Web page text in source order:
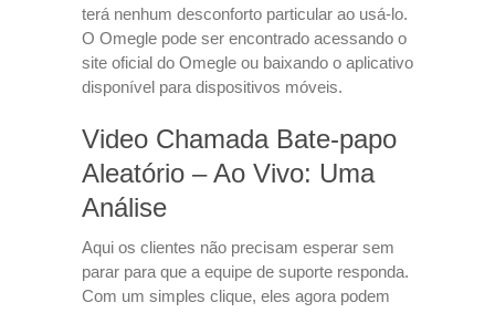
terá nenhum desconforto particular ao usá-lo.
O Omegle pode ser encontrado acessando o
site oficial do Omegle ou baixando o aplicativo
disponível para dispositivos móveis.
Video Chamada Bate-papo
Aleatório – Ao Vivo: Uma
Análise
Aqui os clientes não precisam esperar sem
parar para que a equipe de suporte responda.
Com um simples clique, eles agora podem